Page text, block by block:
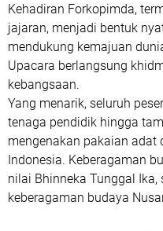
Kehadiran Forkopimda,
jajaran, menjadi bentuk
mendukung kemajuan
Upacara berlangsung
kebangsaan.
Yang menarik, seluruh
tenaga pendidik hingga
mengenakan pakaian adat
Indonesia. Keberagaman
nilai Bhinneka Tunggal
keberagaman budaya